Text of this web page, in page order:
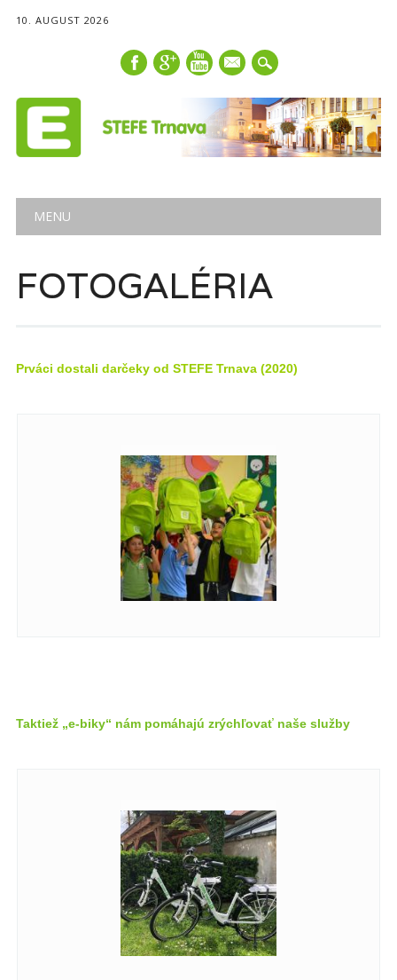
10. AUGUST 2026
mail
Main menu
MENU
FOTOGALÉRIA
Prváci dostali darčeky od STEFE Trnava (2020)
Taktiež „e-biky“ nám pomáhajú zrýchľovať naše služby